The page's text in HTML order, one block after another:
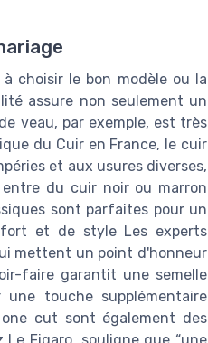
choisir le bon modèle ou la
assure non seulement un
veau, par exemple, est très
du Cuir en France, le cuir
et aux usures diverses,
du cuir noir ou marron
sont parfaites pour un
et de style Les experts
mettent un point d'honneur
faire garantit une semelle
touche supplémentaire
cut sont également des